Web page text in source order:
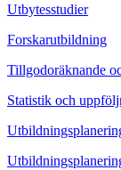
Utbytesstudier
Forskarutbildning
Tillgodoräknande
Statistik och